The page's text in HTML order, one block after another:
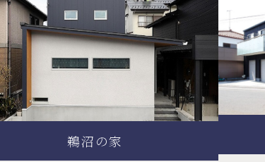
鵜沼の家